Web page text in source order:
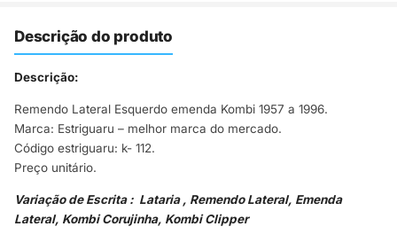
Descrição do produto
Descrição:
Remendo Lateral Esquerdo emenda Kombi 1957 a 1996.
Marca: Estriguaru – melhor marca do mercado.
Código estriguaru: k- 112.
Preço unitário.
Variação de Escrita : Lataria , Remendo Lateral, Emenda
Lateral, Kombi Corujinha, Kombi Clipper